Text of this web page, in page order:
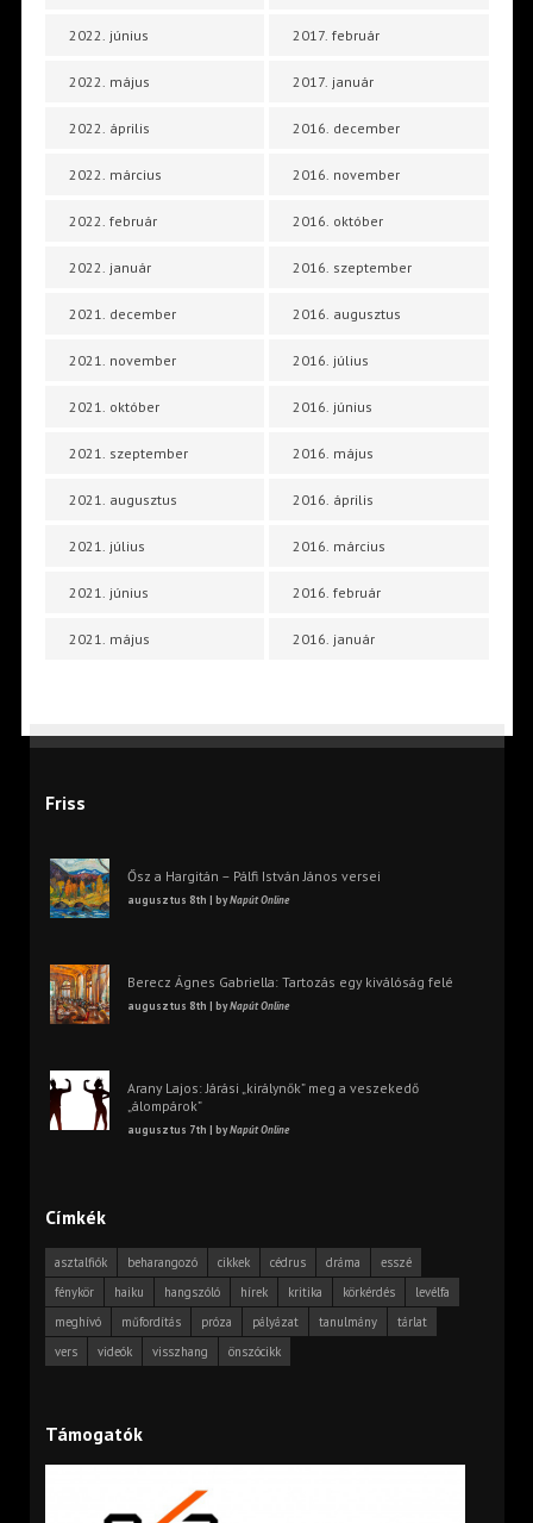
2022. június
2022. május
2022. április
2022. március
2022. február
2022. január
2021. december
2021. november
2021. október
2021. szeptember
2021. augusztus
2021. július
2021. június
2021. május
2017. február
2017. január
2016. december
2016. november
2016. október
2016. szeptember
2016. augusztus
2016. július
2016. június
2016. május
2016. április
2016. március
2016. február
2016. január
Friss
Ősz a Hargitán – Pálfi István János versei
augusztus 8th | byNapút Online
Berecz Ágnes Gabriella: Tartozás egy kiválóság felé
augusztus 8th | byNapút Online
Arany Lajos: Járási „királynők” meg a veszekedő
„álompárok”
augusztus 7th | byNapút Online
Címkék
asztalfiók beharangozó cikkek cédrus dráma
esszé
fénykör
haiku hangszóló hírek kritika körkérdés
levélfa
meghívó
műfordítás próza pályázat tanulmány
tárlat
vers
videók visszhang önszócikk
Támogatók